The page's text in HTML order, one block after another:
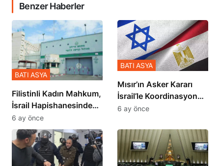
Benzer Haberler
Filistinli Kadın Mahkum,
İsrail Hapishanesindeki
Zulmü Anlattı
BATI ASYA
6 ay önce
Mısır’ın Asker Kararı
İsrail’le Koordinasyon
İçinde Gerçekleşmiş
BATI ASYA
6 ay önce